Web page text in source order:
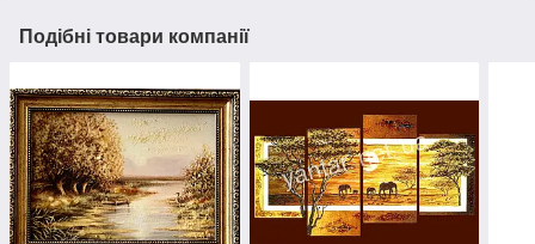
Подібні товари компанії